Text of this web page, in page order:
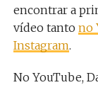
encontrar a
vídeo tanto no
Instagram.
No YouTube,